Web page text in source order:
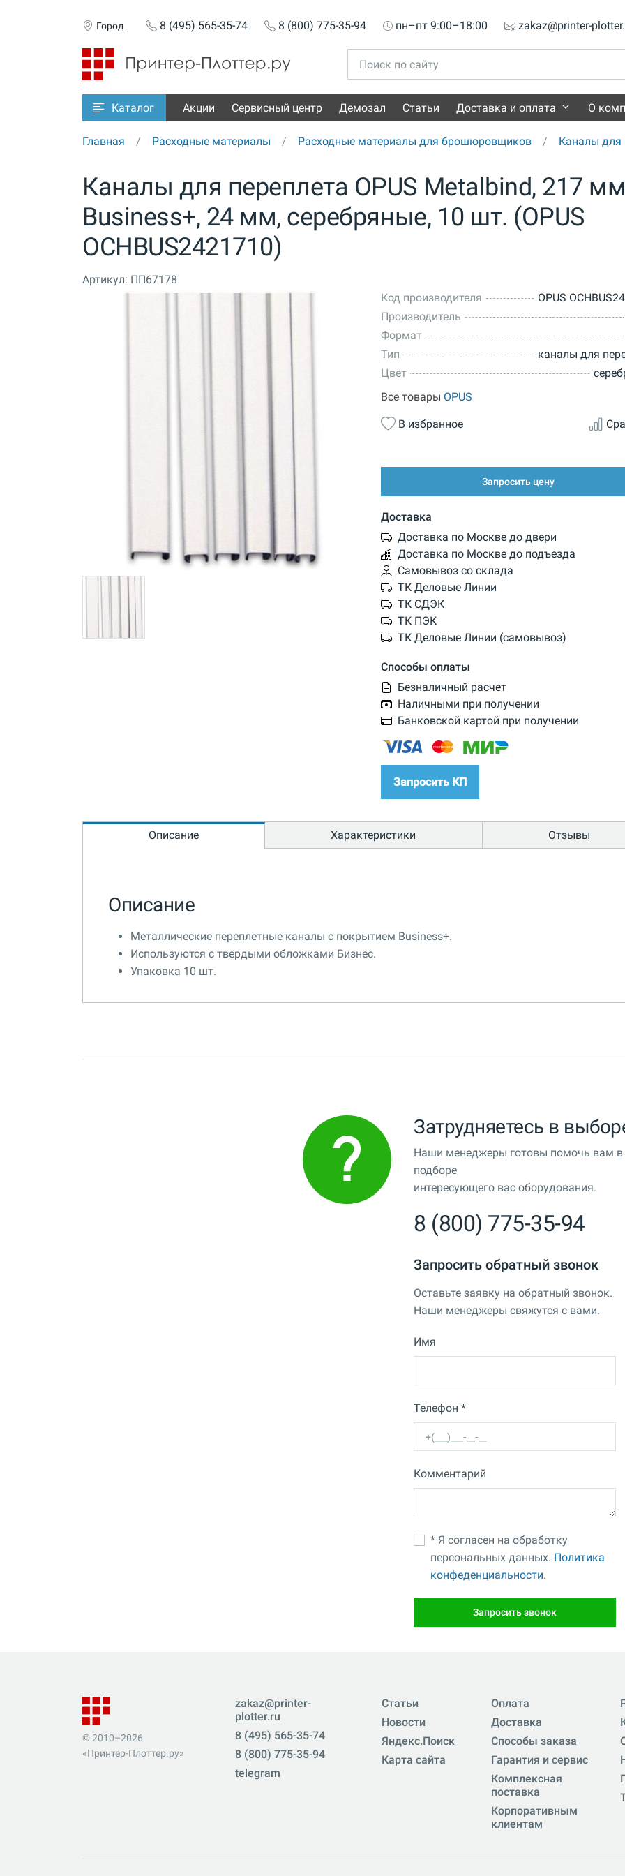
Город 8 (495) 565-35-74 8 (800) 775-35-94 пн–пт 9:00–18:00 zakaz@printer-
Каталог Акции Сервисный центр Демозал Статьи Доставка и оплата О
Главная Расходные материалы Расходные материалы для брошюровщиков Каналы для
Каналы для переплета OPUS Metalbind, 217
Business+, 24 мм, серебряные, 10 шт. (OPUS
OCHBUS2421710)
Артикул: ПП67178
Код производителя
OPUS
Производитель
Формат
Тип
каналы для
Цвет
Все товары OPUS
В избранное
Запросить цену
Доставка
Доставка по Москве до двери
Доставка по Москве до подъезда
Самовывоз со склада
ТК Деловые Линии
ТК СДЭК
ТК ПЭК
ТК Деловые Линии (самовывоз)
Способы оплаты
Безналичный расчет
Наличными при получении
Банковской картой при получении
Запросить КП
Описание Характеристики Отзывы
Описание
Металлические переплетные каналы с покрытием Business+.
Используются с твердыми обложками Бизнес.
Упаковка 10 шт.
Затрудняетесь в
Наши менеджеры готовы помочь вам в
подборе
интересующего вас оборудования.
8 (800) 775-35-94
Запросить обратный звонок
Оставьте заявку на обратный звонок.
Наши менеджеры свяжутся с вами.
Имя
Телефон *
Комментарий
* Я согласен на обработку
персональных данных. Политика
конфеденциальности.
Запросить звонок
© 2010–2026
«Принтер-Плоттер.ру»
zakaz@printer-
plotter.ru
8 (495) 565-35-74
8 (800) 775-35-94
telegram
Статьи
Новости
Яндекс.Поиск
Карта сайта
Оплата
Доставка
Способы заказа
Гарантия и сервис
Комплексная
поставка
Корпоративным
клиентам